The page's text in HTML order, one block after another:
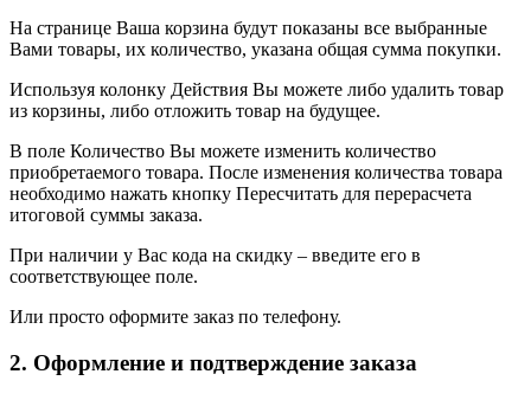
На странице Ваша корзина будут показаны все выбранные
Вами товары, их количество, указана общая сумма покупки.
Используя колонку Действия Вы можете либо удалить товар
из корзины, либо отложить товар на будущее.
В поле Количество Вы можете изменить количество
приобретаемого товара. После изменения количества товара
необходимо нажать кнопку Пересчитать для перерасчета
итоговой суммы заказа.
При наличии у Вас кода на скидку – введите его в
соответствующее поле.
Или просто оформите заказ по телефону.
2. Оформление и подтверждение заказа